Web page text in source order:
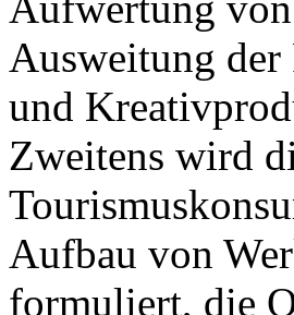
Ausweitung
und
Zweitens wird
Aufbau von
formuliert, die